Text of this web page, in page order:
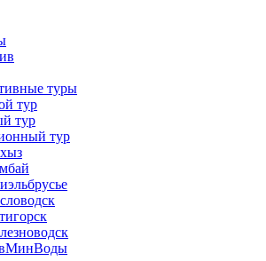
туры
тур
тур
тур